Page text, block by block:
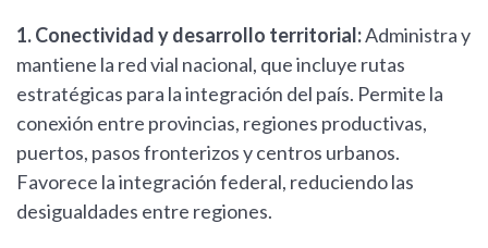
1. Conectividad y desarrollo territorial:Administra y
mantiene la red vial nacional, que incluye rutas
estratégicas para la integración del país. Permite la
conexión entre provincias, regiones productivas,
puertos, pasos fronterizos y centros urbanos.
Favorece la integración federal, reduciendo las
desigualdades entre regiones.